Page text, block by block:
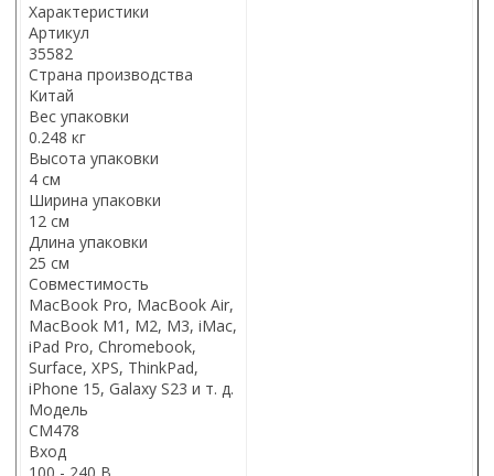
Характеристики
Артикул
35582
Страна производства
Китай
Вес упаковки
0.248 кг
Высота упаковки
4 см
Ширина упаковки
12 см
Длина упаковки
25 см
Совместимость
MacBook Pro, MacBook Air,
MacBook M1, M2, M3, iMac,
iPad Pro, Chromebook,
Surface, XPS, ThinkPad,
iPhone 15, Galaxy S23 и т. д.
Модель
CM478
Вход